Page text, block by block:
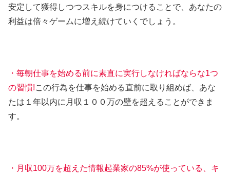
安定して獲得しつつスキルを身につけることで、あなたの
利益は倍々ゲームに増え続けていくでしょう。
・毎朝仕事を始める前に素直に実行しなければならな1つ
の習慣!この行為を仕事を始める直前に取り組めば、あな
たは１年以内に月収１００万の壁を超えることができま
す。
・月収100万を超えた情報起業家の85%が使っている、キ